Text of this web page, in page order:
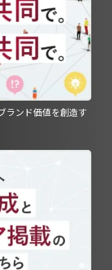
ランド価値を創造す